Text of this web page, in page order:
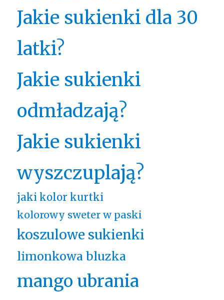
Jakie sukienki dla 30
latki?
Jakie sukienki
odmładzają?
Jakie sukienki
wyszczuplają?
jaki kolor kurtki
kolorowy sweter w paski
koszulowe sukienki
limonkowa bluzka
mango ubrania